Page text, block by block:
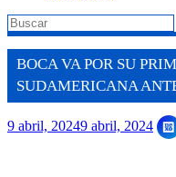
BOCA VA POR SU
SUDAMERICANA
9 abril, 20249 abril, 2024